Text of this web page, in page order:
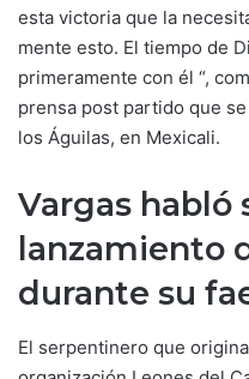
esta victoria que la
mente esto. El tiempo de
primeramente con él “,
prensa post partido que
los Águilas, en Mexicali.
Vargas habló
lanzamiento
durante su
El serpentinero que